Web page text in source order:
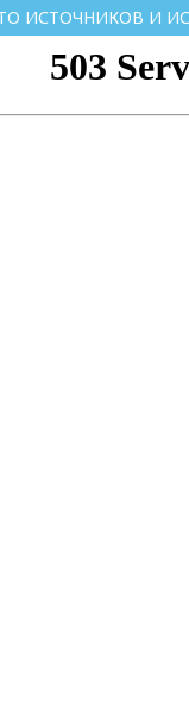
ИСТОЧНИКОВ И